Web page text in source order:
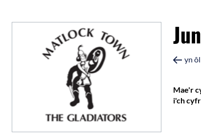
yn
Mae'r
i'ch